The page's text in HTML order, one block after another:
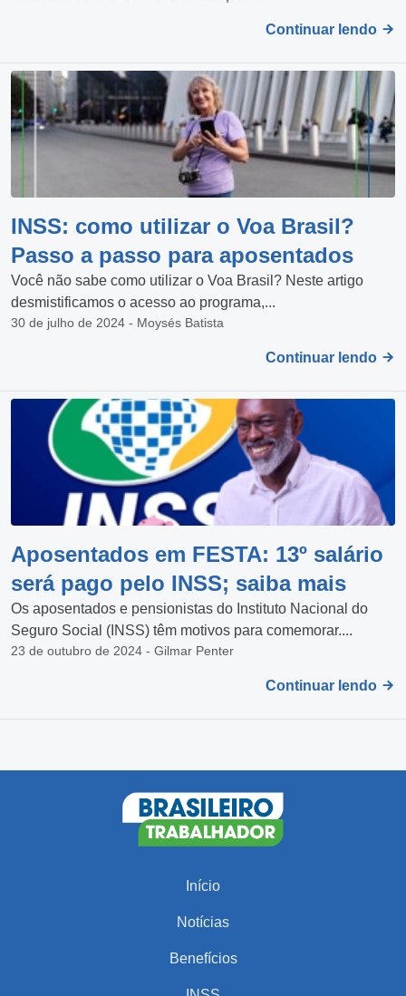
Continuar lendo
INSS: como utilizar o Voa Brasil?
Passo a passo para aposentados
Você não sabe como utilizar o Voa Brasil? Neste artigo
desmistificamos o acesso ao programa,...
30 de julho de 2024 - Moysés Batista
Continuar lendo
Aposentados em FESTA: 13º salário
será pago pelo INSS; saiba mais
Os aposentados e pensionistas do Instituto Nacional do
Seguro Social (INSS) têm motivos para comemorar....
23 de outubro de 2024 - Gilmar Penter
Continuar lendo
Início
Notícias
Benefícios